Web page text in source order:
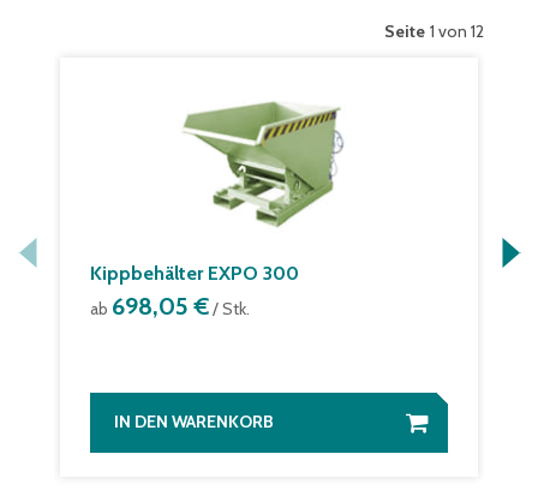
Seite 1 von 12
Kippbehälter EXPO 300
ab 698,05 €/ Stk.
IN DEN WARENKORB